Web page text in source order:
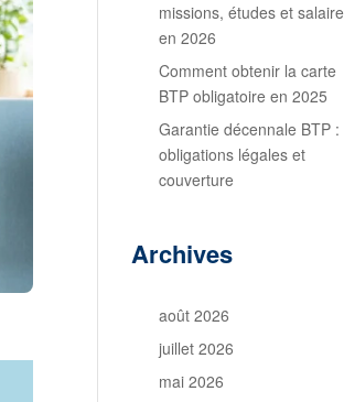
missions, études et salaire
en 2026
Comment obtenir la carte
BTP obligatoire en 2025
Garantie décennale BTP :
obligations légales et
couverture
Archives
août 2026
juillet 2026
mai 2026